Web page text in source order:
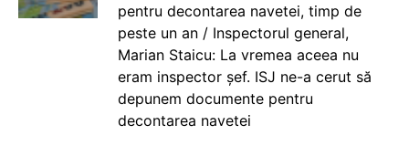
pentru decontarea navetei, timp de
peste un an / Inspectorul general,
Marian Staicu: La vremea aceea nu
eram inspector șef. ISJ ne-a cerut să
depunem documente pentru
decontarea navetei